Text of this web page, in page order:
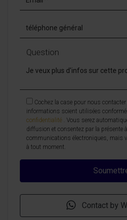
Question
Cochez la case pour nous
informations soient utilisées
confidentialité . Vous serez
diffusion et consentez par la présente
communications électroniques, mais
à tout moment.
Contact by